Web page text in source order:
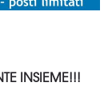
INSIEME!!!